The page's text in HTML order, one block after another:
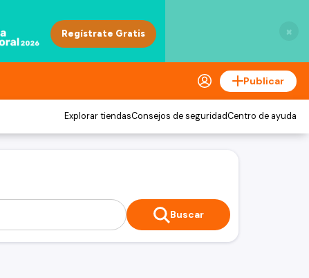
×
Publicar
Explorar tiendasConsejos de seguridadCentro de ayuda
Buscar